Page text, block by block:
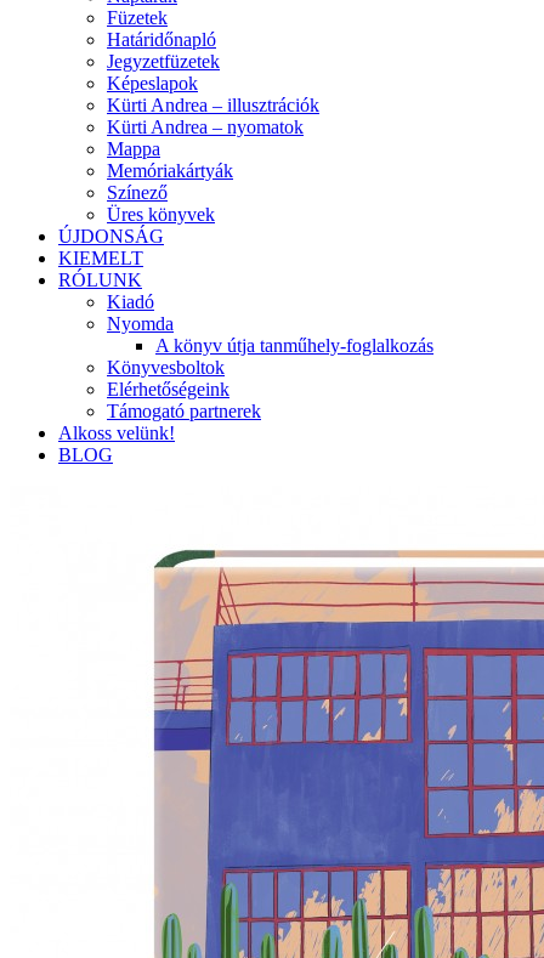
Füzetek
Határidőnapló
Jegyzetfüzetek
Képeslapok
Kürti Andrea – illusztrációk
Kürti Andrea – nyomatok
Mappa
Memóriakártyák
Színező
Üres könyvek
ÚJDONSÁG
KIEMELT
RÓLUNK
Kiadó
Nyomda
A könyv útja tanműhely-foglalkozás
Könyvesboltok
Elérhetőségeink
Támogató partnerek
Alkoss velünk!
BLOG